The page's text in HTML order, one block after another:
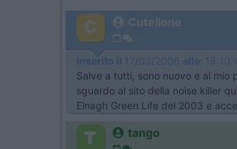
Cutellone
Inserito il 17/03/2006 alle:
Salve a tutti, sono nuovo e al mio
sguardo al sito della noise killer
Elnagh Green Life del 2003 e
tango